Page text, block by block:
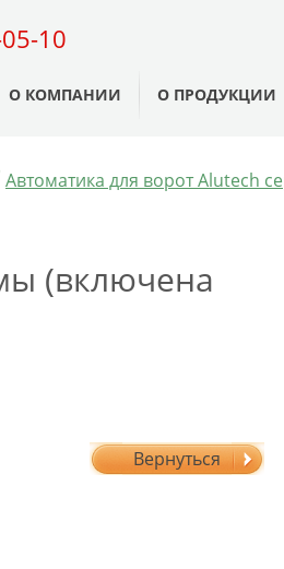
10
О КОМПАНИИ О ПРОДУКЦИИ
Автоматика для ворот Alutech
(включена
Вернуться